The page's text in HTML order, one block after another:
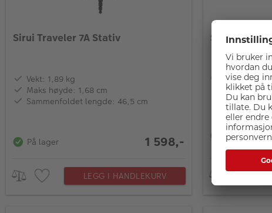
Sirui Traveler 7A Stativ
Vekt: 1,89 kg
Maks høyde: 1,68 cm
Sammenfoldet lengde: 46,5 cm
På lager 1 598,-
LEGG I HANDLEKURV
Sirui 7VC
langt
På lager